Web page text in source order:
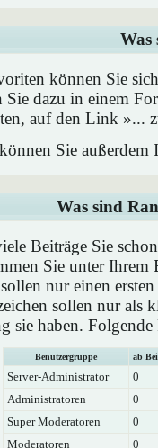
Was
können Sie
Sie dazu in einem
auf den Link »...
können Sie
Was sind
Beiträge Sie
Sie unter Ihrem
nur einen
sollen nur als
sie haben.
Benutzergruppe ab
Server-Administrator
0
Administratoren
0
Super Moderatoren
0
Moderatoren
0